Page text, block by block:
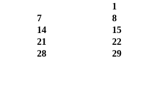
1
7
8
14
15
21
22
28
29